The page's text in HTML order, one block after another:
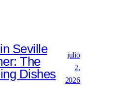
Seville
The
Dishes
julio
2,
2026